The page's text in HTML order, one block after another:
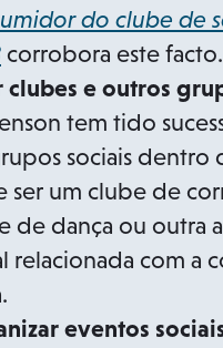
do clube de
corrobora este facto.
clubes e outros
tem tido
sociais dentro
ser um clube de
de dança ou outra
relacionada com a
eventos